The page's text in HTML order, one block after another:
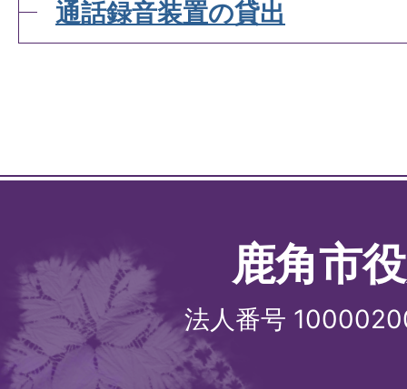
通話録音装置の貸出
鹿角市
法人番号